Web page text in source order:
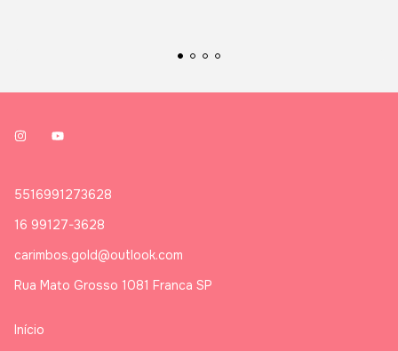
5516991273628
16 99127-3628
carimbos.gold@outlook.com
Rua Mato Grosso 1081 Franca SP
Início